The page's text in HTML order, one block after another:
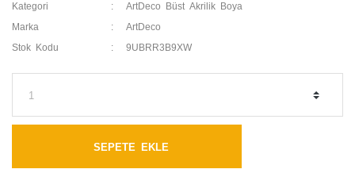
Kategori ArtDeco Büst Akrilik Boya
Marka ArtDeco
Stok Kodu 9UBRR3B9XW
SEPETE EKLE